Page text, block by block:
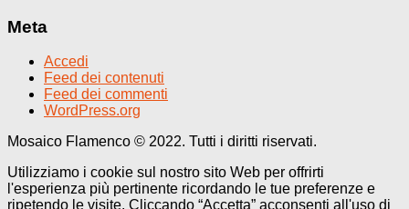
Meta
Accedi
Feed dei contenuti
Feed dei commenti
WordPress.org
Mosaico Flamenco © 2022. Tutti i diritti riservati.
Utilizziamo i cookie sul nostro sito Web per offrirti
l'esperienza più pertinente ricordando le tue preferenze e
ripetendo le visite. Cliccando “Accetta” acconsenti all'uso di